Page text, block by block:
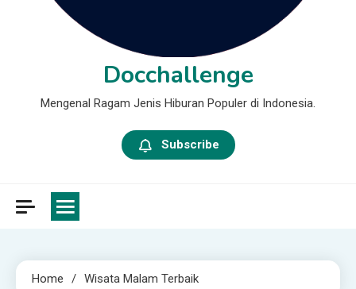
Docchallenge
Mengenal Ragam Jenis Hiburan Populer di Indonesia.
Subscribe
Home Wisata Malam Terbaik